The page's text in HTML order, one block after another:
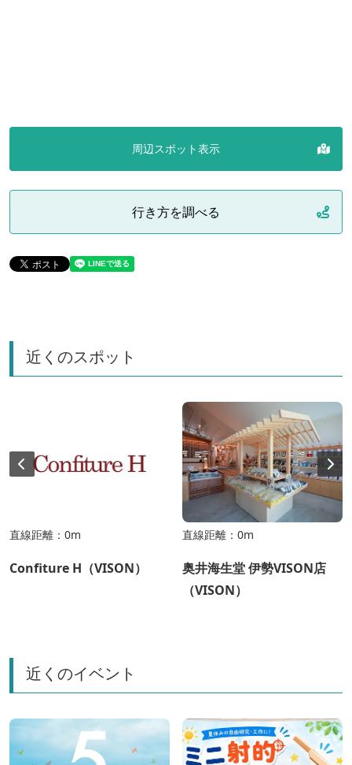
周辺スポット表示
行き方を調べる
近くのスポット
直線距離：0m
Confiture H（VISON）
直線距離：0m
奥井海生堂 伊勢VISON店
（VISON）
近くのイベント